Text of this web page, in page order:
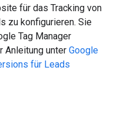
für das Tracking von
zu konfigurieren. Sie
Tag Manager
Anleitung unter Google
für Leads